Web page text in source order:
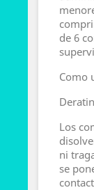
de 6
Como
Los
ni
se